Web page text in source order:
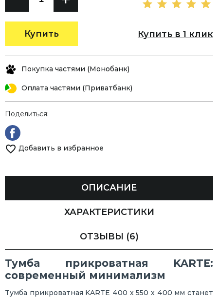
Купить Купить в 1 клик
Покупка частями (Монобанк)
Оплата частями (Приватбанк)
Поделиться:
Добавить в избранное
ОПИСАНИЕ
ХАРАКТЕРИСТИКИ
ОТЗЫВЫ (6)
Тумба прикроватная KARTE:
современный минимализм
Тумба прикроватная KARTE 400 х 550 х 400 мм станет